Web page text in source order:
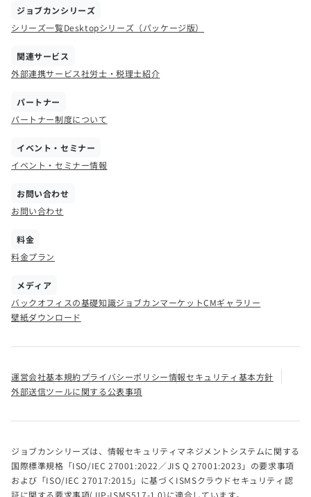
ジョブカンシリーズ
シリーズ一覧Desktopシリーズ（パッケージ版）
関連サービス
外部連携サービス社労士・税理士紹介
パートナー
パートナー制度について
イベント・セミナー
イベント・セミナー情報
お問い合わせ
お問い合わせ
料金
料金プラン
メディア
バックオフィスの基礎知識ジョブカンマーケットCMギャラリー
壁紙ダウンロード
運営会社基本規約プライバシーポリシー情報セキュリティ基本方針
外部送信ツールに関する公表事項
ジョブカンシリーズは、情報セキュリティマネジメントシステムに関する
国際標準規格「ISO/IEC 27001:2022／JIS Q 27001:2023」の要求事項
および「ISO/IEC 27017:2015」に基づくISMSクラウドセキュリティ認